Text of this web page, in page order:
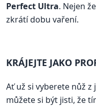
Perfect Ultra. Nejen že
zkrátí dobu vaření.
KRÁJEJTE JAKO
Ať už si vyberete nůž
můžete si být jisti, že